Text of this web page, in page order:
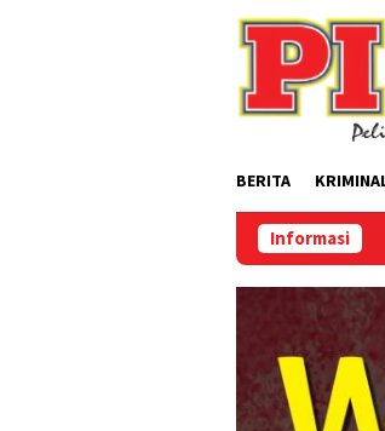
BERITA
Informasi